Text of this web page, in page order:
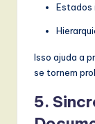
Estados
Isso ajuda a
se tornem
5.